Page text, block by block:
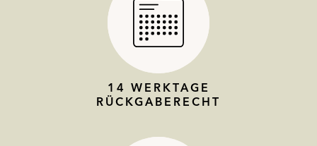
14 WERKTAGE
RÜCKGABERECHT